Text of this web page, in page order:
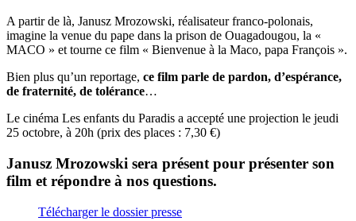
A partir de là, Janusz Mrozowski, réalisateur franco-polonais,
imagine la venue du pape dans la prison de Ouagadougou, la «
MACO » et tourne ce film « Bienvenue à la Maco, papa François ».
Bien plus qu’un reportage, ce film parle de pardon, d’espérance,
de fraternité, de tolérance…
Le cinéma Les enfants du Paradis a accepté une projection le jeudi
25 octobre, à 20h (prix des places : 7,30 €)
Janusz Mrozowski sera présent pour présenter son
film et répondre à nos questions.
Télécharger le dossier presse